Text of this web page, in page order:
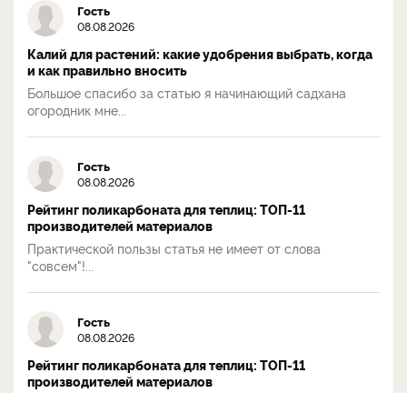
Гость
08.08.2026
Калий для растений: какие удобрения выбрать, когда
и как правильно вносить
Большое спасибо за статью я начинающий садхана
огородник мне...
Гость
08.08.2026
Рейтинг поликарбоната для теплиц: ТОП-11
производителей материалов
Практической пользы статья не имеет от слова
"совсем"!...
Гость
08.08.2026
Рейтинг поликарбоната для теплиц: ТОП-11
производителей материалов